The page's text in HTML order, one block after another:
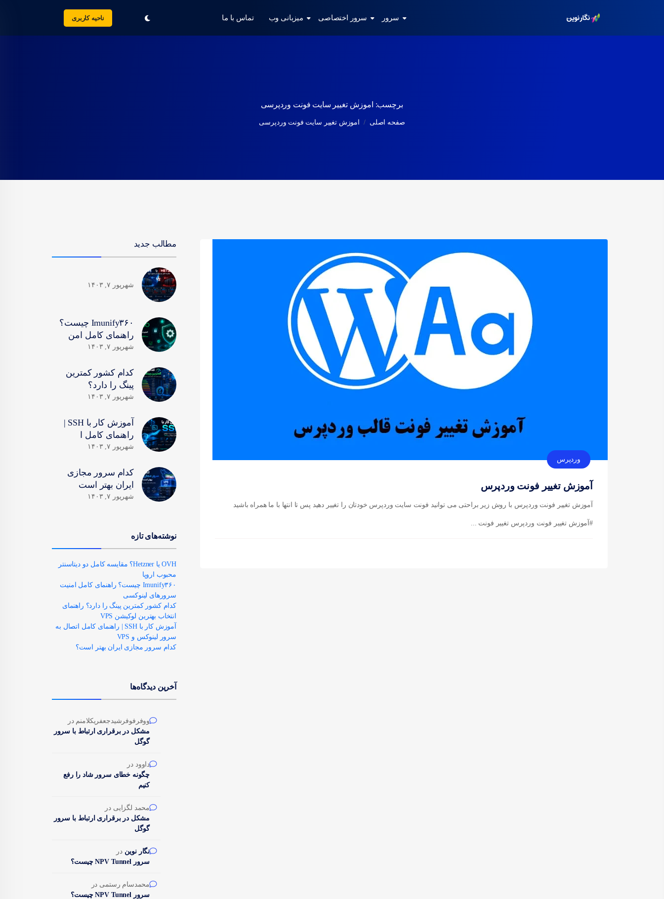
سرور سرور اختصاصی میزبانی وب تماس با ما ناحیه کاربری
برچسب: اموزش تغییر سایت فونت وردپرسی
صفحه اصلی اموزش تغییر سایت فونت وردپرسی
وردپرس
آموزش تغییر فونت وردپرس
آموزش تغییر فونت وردپرس با روش زیر براحتی می توانید فونت سایت وردپرس خودتان را تغییر دهید پس تا انتها با ما همراه باشید
#آموزش تغییر فونت وردپرس تغییر فونت ...
مطالب جدید
شهریور ۷, ۱۴۰۳
Imunify۳۶۰ چیست؟
راهنمای کامل امن
شهریور ۷, ۱۴۰۳
کدام کشور کمترین
پینگ را دارد؟
شهریور ۷, ۱۴۰۳
آموزش کار با SSH |
راهنمای کامل ا
شهریور ۷, ۱۴۰۳
کدام سرور مجازی
ایران بهتر است
شهریور ۷, ۱۴۰۳
نوشته‌های تازه
OVH یا Hetzner؟ مقایسه کامل دو دیتاسنتر
محبوب اروپا
Imunify۳۶۰ چیست؟ راهنمای کامل امنیت
سرورهای لینوکسی
کدام کشور کمترین پینگ را دارد؟ راهنمای
انتخاب بهترین لوکیشن VPS
آموزش کار با SSH | راهنمای کامل اتصال به
سرور لینوکس و VPS
کدام سرور مجازی ایران بهتر است؟
آخرین دیدگاه‌ها
ووفرفوفرشیدجعفریکلامنم در
مشکل در برقراری ارتباط با سرور
گوگل
داوود در
چگونه خطای سرور شاد را رفع
کنیم
محمد لگزایی در
مشکل در برقراری ارتباط با سرور
گوگل
نگار نوین در
سرور NPV Tunnel چیست؟
محمدسام رستمی در
سرور NPV Tunnel چیست؟